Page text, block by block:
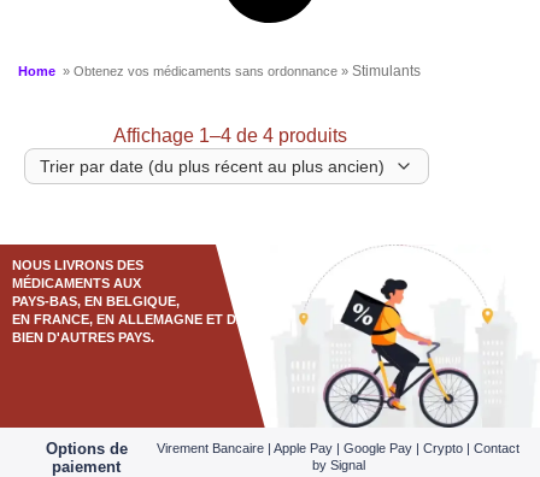
Home » Obtenez vos médicaments sans ordonnance » Stimulants
Affichage 1–4 de 4 produits
NOUS LIVRONS DES
MÉDICAMENTS AUX
PAYS-BAS, EN BELGIQUE,
EN FRANCE, EN ALLEMAGNE ET DANS
BIEN D'AUTRES PAYS.
Options de
paiement
Virement Bancaire | Apple Pay | Google Pay | Crypto | Contact
by Signal